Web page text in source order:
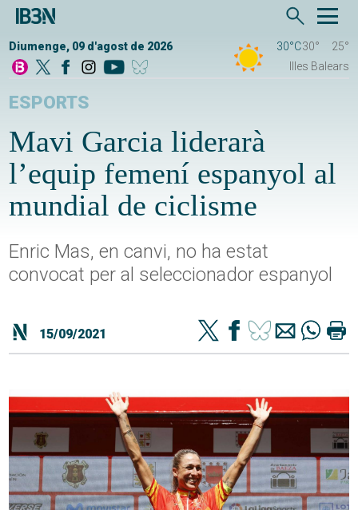
Diumenge, 09 d'agost de 2026 30°C30°
25°
Illes Balears
ESPORTS
Mavi Garcia liderarà
l’equip femení espanyol al
mundial de ciclisme
Enric Mas, en canvi, no ha estat
convocat per al seleccionador espanyol
15/09/2021